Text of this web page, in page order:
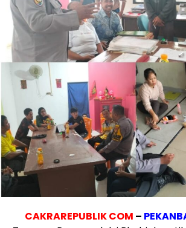
CAKRAREPUBLIK COM –